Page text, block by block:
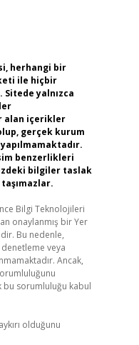
herhangi bir
ile hiçbir
Sitede yalnızca
alan içerikler
gerçek kurum
benzerlikleri
bilgiler taslak
Bilgi Teknolojileri
onaylanmış bir Yer
Bu nedenle,
veya
Ancak,
bu sorumluluğu kabul
olduğunu